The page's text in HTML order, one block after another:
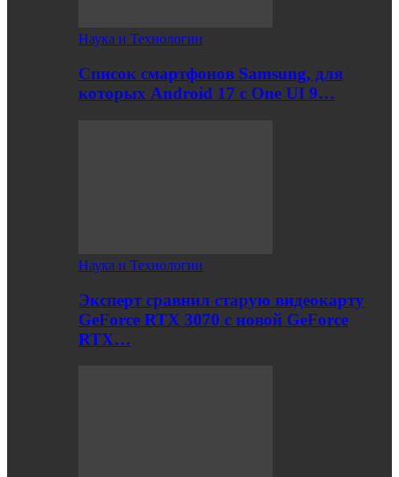
Наука и Технологии
Список смартфонов Samsung, для
которых Android 17 с One UI 9…
Наука и Технологии
Эксперт сравнил старую видеокарту
GeForce RTX 3070 с новой GeForce
RTX…